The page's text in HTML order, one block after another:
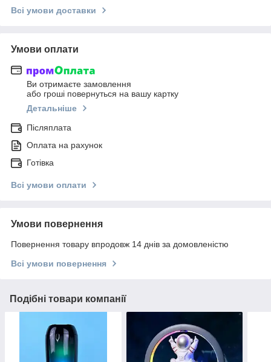
Всі умови доставки
Умови оплати
Ви отримаєте замовлення
або гроші повернуться на вашу картку
Детальніше
Післяплата
Оплата на рахунок
Готівка
Всі умови оплати
Умови повернення
Повернення товару впродовж 14 днів за домовленістю
Всі умови повернення
Подібні товари компанії